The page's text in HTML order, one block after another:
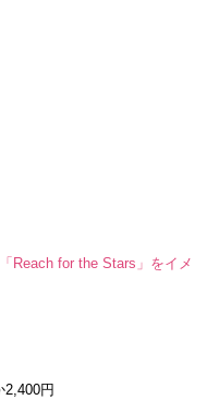
Reach for the Stars」をイメ
円